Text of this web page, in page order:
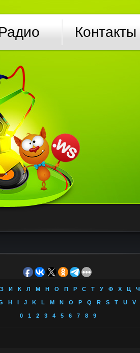
Контакты
З И К Л М Н О П Р С Т У Ф Х Ц Ч
H I J K L M N O P Q R S T U V
0 1 2 3 4 5 6 7 8 9